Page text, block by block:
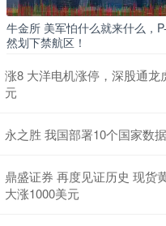
牛金所 美军怕什么就来什么，
然划下禁航区！
涨8 大洋电机涨停，深股通龙
元
永之胜 我国部署10个国家数
鼎盛证券 再度见证历史 现货
大涨1000美元